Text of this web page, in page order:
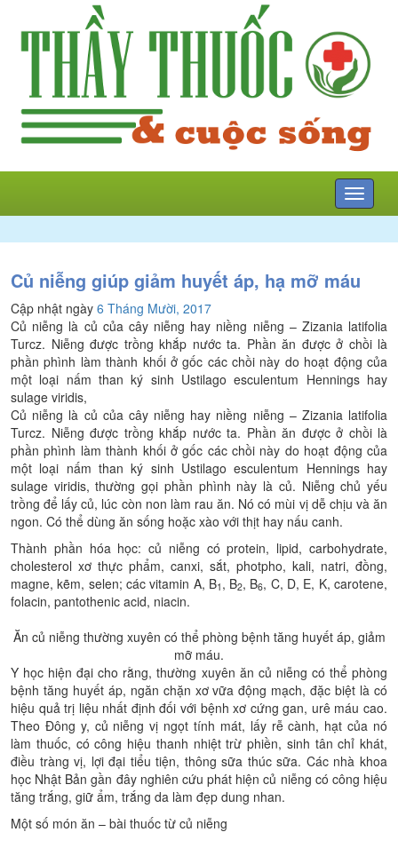
Mở
menu
Củ niễng giúp giảm huyết áp, hạ mỡ máu
Cập nhật ngày 6 Tháng Mười, 2017
Củ niễng là củ của cây niễng hay niềng niễng – Zizania latifolia
Turcz. Niễng được trồng khắp nước ta. Phần ăn được ở chồi là
phần phình làm thành khối ở gốc các chồi này do hoạt động của
một loại nấm than ký sinh Ustilago esculentum Hennings hay
sulage viridis,
Củ niễng là củ của cây niễng hay niềng niễng – Zizania latifolia
Turcz. Niễng được trồng khắp nước ta. Phần ăn được ở chồi là
phần phình làm thành khối ở gốc các chồi này do hoạt động của
một loại nấm than ký sinh Ustilago esculentum Hennings hay
sulage viridis, thường gọi phần phình này là củ. Niễng chủ yếu
trồng để lấy củ, lúc còn non làm rau ăn. Nó có mùi vị dễ chịu và ăn
ngon. Có thể dùng ăn sống hoặc xào với thịt hay nấu canh.
Thành phần hóa học: củ niễng có protein, lipid, carbohydrate,
cholesterol xơ thực phẩm, canxi, sắt, photpho, kali, natri, đồng,
magne, kẽm, selen; các vitamin A, B1 , B2, B6, C, D, E, K, carotene,
folacin, pantothenic acid, niacin.
Ăn củ niễng thường xuyên có thể phòng bệnh tăng huyết áp, giảm
mỡ máu.
Y học hiện đại cho rằng, thường xuyên ăn củ niễng có thể phòng
bệnh tăng huyết áp, ngăn chặn xơ vữa động mạch, đặc biệt là có
hiệu quả trị liệu nhất định đối với bệnh xơ cứng gan, urê máu cao.
Theo Đông y, củ niễng vị ngọt tính mát, lấy rễ cành, hạt của nó
làm thuốc, có công hiệu thanh nhiệt trừ phiền, sinh tân chỉ khát,
điều tràng vị, lợi đại tiểu tiện, thông sữa thúc sữa. Các nhà khoa
học Nhật Bản gần đây nghiên cứu phát hiện củ niễng có công hiệu
tăng trắng, giữ ẩm, trắng da làm đẹp dung nhan.
Một số món ăn – bài thuốc từ củ niễng